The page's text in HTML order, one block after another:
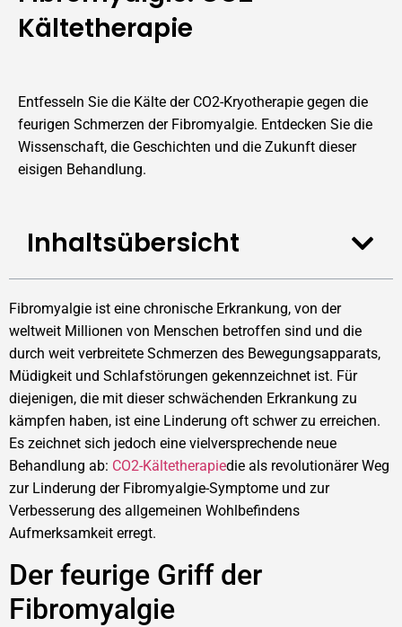
Kältetherapie
Entfesseln Sie die Kälte der CO2-Kryotherapie gegen die
feurigen Schmerzen der Fibromyalgie. Entdecken Sie die
Wissenschaft, die Geschichten und die Zukunft dieser
eisigen Behandlung.
Inhaltsübersicht
Fibromyalgie ist eine chronische Erkrankung, von der
weltweit Millionen von Menschen betroffen sind und die
durch weit verbreitete Schmerzen des Bewegungsapparats,
Müdigkeit und Schlafstörungen gekennzeichnet ist. Für
diejenigen, die mit dieser schwächenden Erkrankung zu
kämpfen haben, ist eine Linderung oft schwer zu erreichen.
Es zeichnet sich jedoch eine vielversprechende neue
Behandlung ab: CO2-Kältetherapiedie als revolutionärer Weg
zur Linderung der Fibromyalgie-Symptome und zur
Verbesserung des allgemeinen Wohlbefindens
Aufmerksamkeit erregt.
Der feurige Griff der
Fibromyalgie